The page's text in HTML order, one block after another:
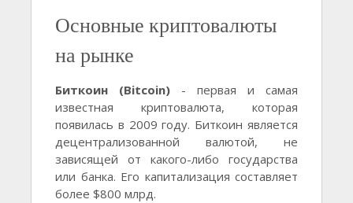
Основные криптовалюты
на рынке
Биткоин (Bitcoin) - первая и самая
известная криптовалюта, которая
появилась в 2009 году. Биткоин является
децентрализованной валютой, не
зависящей от какого-либо государства
или банка. Его капитализация составляет
более $800 млрд.